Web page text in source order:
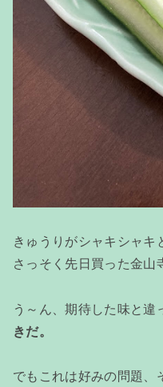
きゅうりがシャキシャキ
さっそく先日買った金山
う～ん、期待した味と違
きだ。
でもこれは好みの問題、